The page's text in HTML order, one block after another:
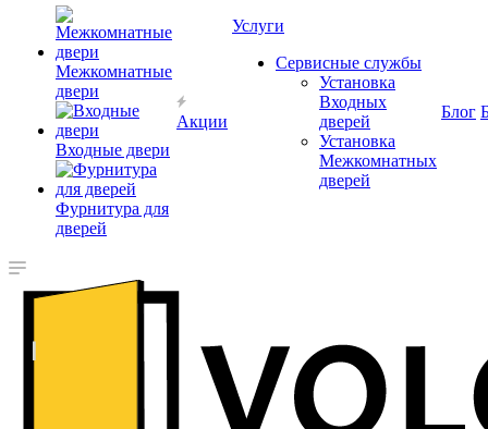
Межкомнатные
двери
Входные двери
Фурнитура для
дверей
Акции
Услуги
Сервисные службы
Установка
Входных
дверей
Установка
Межкомнатных
дверей
Блог